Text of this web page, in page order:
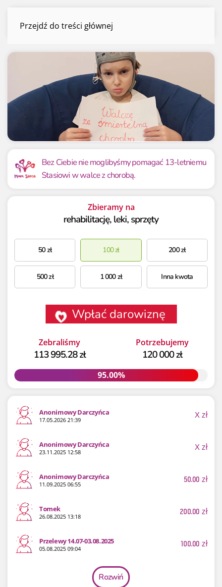
Przejdź do treści głównejStaś Kaupas
Mamy już
113 995.28 zł
Potrzebujemy
120 000 zł
95.00% 95.00%
Bez Ciebie nie moglibyśmy pomagać 13-letniemu
Stasiowi w walce z chorobą.
Zbieramy na
rehabilitację, leki, sprzęty
50zł 100zł 200zł
500zł 1 000zł Inna kwota
Wpłać darowiznę
Zebraliśmy
113 995.28 zł
Potrzebujemy
120 000 zł
95.00%
95.00%
Anonimowy Darczyńca
17.05.2026 21:39 Xzł
Anonimowy Darczyńca
23.11.2025 12:58 Xzł
Anonimowy Darczyńca
11.09.2025 06:55 50.00 zł
Tomek
26.08.2025 13:18 200.00 zł
Przelewy 14.07-03.08.2025
05.08.2025 09:04 100.00 zł
Rozwiń